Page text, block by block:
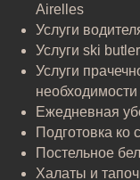
Airelles
Услуги
Услуги ski
Услуги
Ежедневная
Подготовка ко
Постельное
Халаты и